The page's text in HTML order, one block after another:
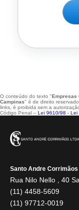
O conteúdo do texto "Empresas
Campinas" é de direito
links, é proibida sem a
Código Penal – Lei 9610/98 - Lei
Santo Andre Corrimãos
Rua Nilo Nello , 40
(11) 4458-5609
(11) 97712-0019